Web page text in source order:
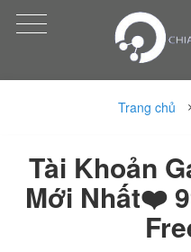
Trang chủ
Tài Khoản
Mới Nhất❤️